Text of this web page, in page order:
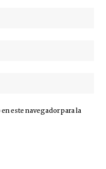
este navegador para la